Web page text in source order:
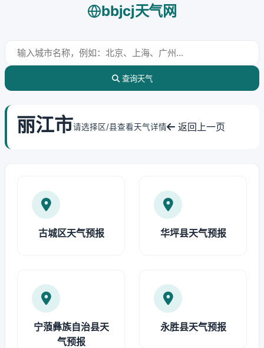
bbjcj天气网
查询天气
丽江市请选择区/县查看天气详情 返回上一页
古城区天气预报 华坪县天气预报
宁蒗彝族自治县天
气预报
永胜县天气预报